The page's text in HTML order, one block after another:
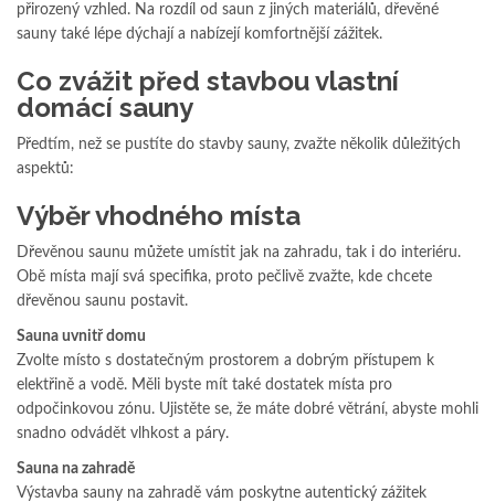
přirozený vzhled. Na rozdíl od saun z jiných materiálů, dřevěné
sauny také lépe dýchají a nabízejí komfortnější zážitek.
Co zvážit před stavbou vlastní
domácí sauny
Předtím, než se pustíte do stavby sauny, zvažte několik důležitých
aspektů:
Výběr vhodného místa
Dřevěnou saunu můžete umístit jak na zahradu, tak i do interiéru.
Obě místa mají svá specifika, proto pečlivě zvažte, kde chcete
dřevěnou saunu postavit.
Sauna uvnitř domu
Zvolte místo s dostatečným prostorem a dobrým přístupem k
elektřině a vodě. Měli byste mít také dostatek místa pro
odpočinkovou zónu. Ujistěte se, že máte dobré větrání, abyste mohli
snadno odvádět vlhkost a páry.
Sauna na zahradě
Výstavba sauny na zahradě vám poskytne autentický zážitek